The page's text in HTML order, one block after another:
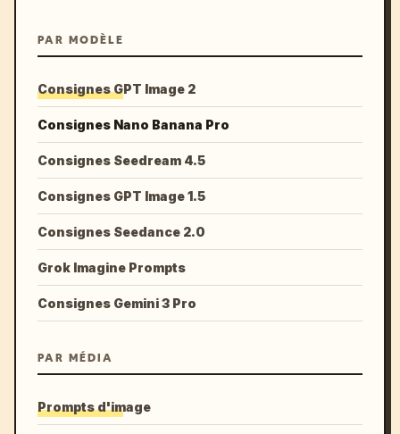
PAR MODÈLE
Consignes GPT Image 2
Consignes Nano Banana Pro
Consignes Seedream 4.5
Consignes GPT Image 1.5
Consignes Seedance 2.0
Grok Imagine Prompts
Consignes Gemini 3 Pro
PAR MÉDIA
Prompts d'image